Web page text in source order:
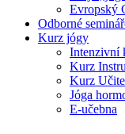
Evropský
Odborné
Kurz jógy
Intenzivní
Kurz
Kurz
Jóga
E-učebna